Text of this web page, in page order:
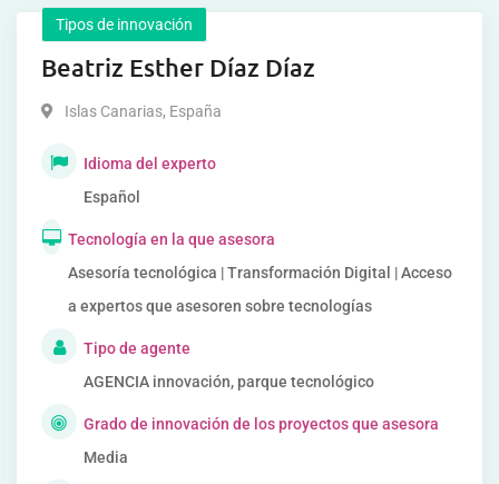
Tipos de innovación
Beatriz Esther Díaz Díaz
Islas Canarias, España
Idioma del experto
Español
Tecnología en la que asesora
Asesoría tecnológica | Transformación Digital | Acceso
a expertos que asesoren sobre tecnologías
Tipo de agente
AGENCIA innovación, parque tecnológico
Grado de innovación de los proyectos que asesora
Media